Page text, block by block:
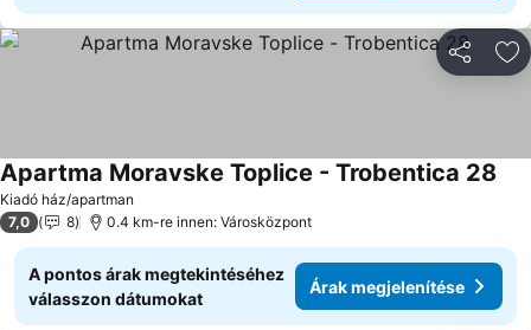
Kiadó ház/apartman
Apartma Moravske Toplice - Trobentica 28
7,0 8 0.4 km-re innen: Városközpont
A pontos árak megtekintéséhez
válasszon dátumokat
Árak megjelenítése